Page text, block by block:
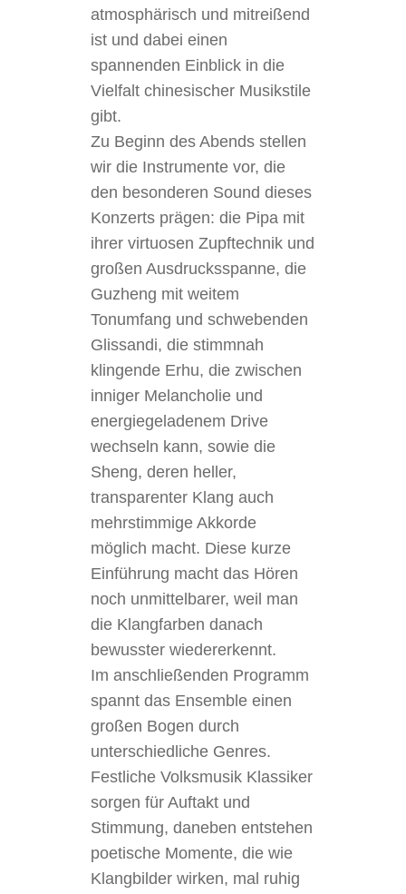
atmosphärisch und mitreißend
ist und dabei einen
spannenden Einblick in die
Vielfalt chinesischer Musikstile
gibt.
Zu Beginn des Abends stellen
wir die Instrumente vor, die
den besonderen Sound dieses
Konzerts prägen: die Pipa mit
ihrer virtuosen Zupftechnik und
großen Ausdrucksspanne, die
Guzheng mit weitem
Tonumfang und schwebenden
Glissandi, die stimmnah
klingende Erhu, die zwischen
inniger Melancholie und
energiegeladenem Drive
wechseln kann, sowie die
Sheng, deren heller,
transparenter Klang auch
mehrstimmige Akkorde
möglich macht. Diese kurze
Einführung macht das Hören
noch unmittelbarer, weil man
die Klangfarben danach
bewusster wiedererkennt.
Im anschließenden Programm
spannt das Ensemble einen
großen Bogen durch
unterschiedliche Genres.
Festliche Volksmusik Klassiker
sorgen für Auftakt und
Stimmung, daneben entstehen
poetische Momente, die wie
Klangbilder wirken, mal ruhig